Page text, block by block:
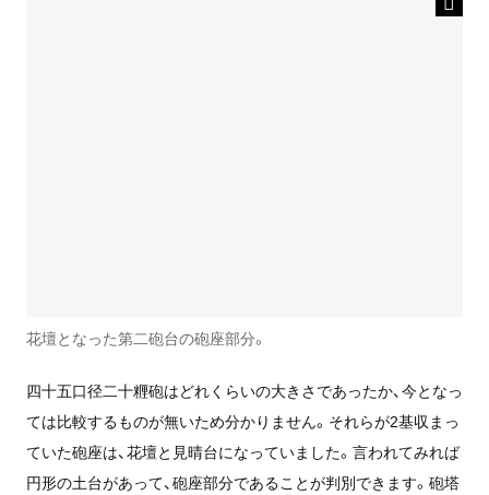
花壇となった第二砲台の砲座部分。
四十五口径二十糎砲はどれくらいの大きさであったか、今となっ
ては比較するものが無いため分かりません。それらが2基収まっ
ていた砲座は、花壇と見晴台になっていました。言われてみれば
円形の土台があって、砲座部分であることが判別できます。砲塔